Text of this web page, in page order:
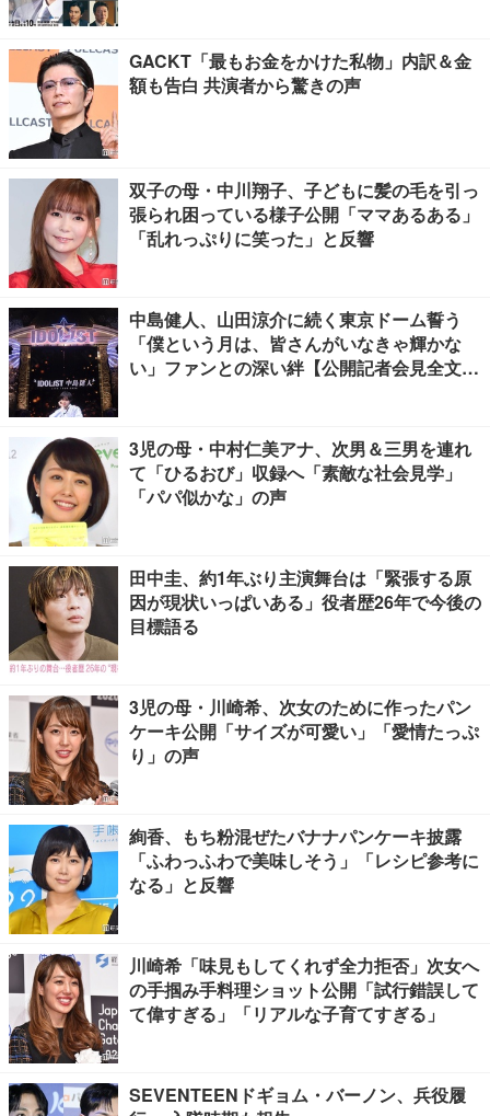
GACKT「最もお金をかけた私物」内訳＆金
額も告白 共演者から驚きの声
双子の母・中川翔子、子どもに髪の毛を引っ
張られ困っている様子公開「ママあるある」
「乱れっぷりに笑った」と反響
中島健人、山田涼介に続く東京ドーム誓う
「僕という月は、皆さんがいなきゃ輝かな
い」ファンとの深い絆【公開記者会見全文
3児の母・中村仁美アナ、次男＆三男を連れ
て「ひるおび」収録へ「素敵な社会見学」
「パパ似かな」の声
田中圭、約1年ぶり主演舞台は「緊張する原
因が現状いっぱいある」役者歴26年で今後の
目標語る
3児の母・川崎希、次女のために作ったパン
ケーキ公開「サイズが可愛い」「愛情たっぷ
り」の声
絢香、もち粉混ぜたバナナパンケーキ披露
「ふわっふわで美味しそう」「レシピ参考に
なる」と反響
川崎希「味見もしてくれず全力拒否」次女へ
の手掴み手料理ショット公開「試行錯誤して
て偉すぎる」「リアルな子育てすぎる」
SEVENTEENドギョム・バーノン、兵役履